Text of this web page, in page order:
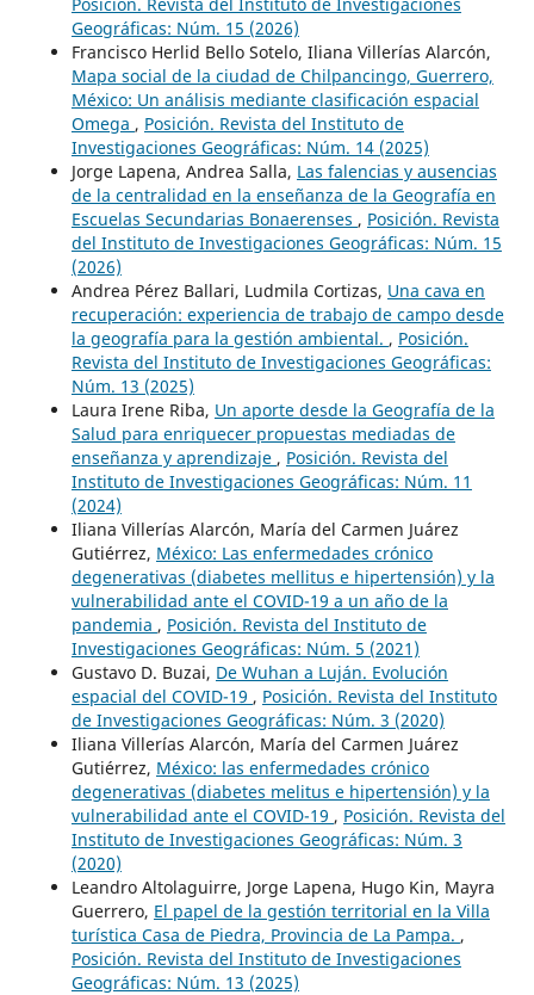
Geográficas: Núm. 15 (2026)
Francisco Herlid Bello Sotelo, Iliana Villerías Alarcón,
Mapa social de la ciudad de Chilpancingo, Guerrero,
México: Un análisis mediante clasificación espacial
Omega , Posición. Revista del Instituto de
Investigaciones Geográficas: Núm. 14 (2025)
Jorge Lapena, Andrea Salla, Las falencias y ausencias
de la centralidad en la enseñanza de la Geografía en
Escuelas Secundarias Bonaerenses , Posición. Revista
del Instituto de Investigaciones Geográficas: Núm. 15
(2026)
Andrea Pérez Ballari, Ludmila Cortizas, Una cava en
recuperación: experiencia de trabajo de campo desde
la geografía para la gestión ambiental. , Posición.
Revista del Instituto de Investigaciones Geográficas:
Núm. 13 (2025)
Laura Irene Riba, Un aporte desde la Geografía de la
Salud para enriquecer propuestas mediadas de
enseñanza y aprendizaje , Posición. Revista del
Instituto de Investigaciones Geográficas: Núm. 11
(2024)
Iliana Villerías Alarcón, María del Carmen Juárez
Gutiérrez, México: Las enfermedades crónico
degenerativas (diabetes mellitus e hipertensión) y la
vulnerabilidad ante el COVID-19 a un año de la
pandemia , Posición. Revista del Instituto de
Investigaciones Geográficas: Núm. 5 (2021)
Gustavo D. Buzai, De Wuhan a Luján. Evolución
espacial del COVID-19 , Posición. Revista del Instituto
de Investigaciones Geográficas: Núm. 3 (2020)
Iliana Villerías Alarcón, María del Carmen Juárez
Gutiérrez, México: las enfermedades crónico
degenerativas (diabetes melitus e hipertensión) y la
vulnerabilidad ante el COVID-19 , Posición. Revista del
Instituto de Investigaciones Geográficas: Núm. 3
(2020)
Leandro Altolaguirre, Jorge Lapena, Hugo Kin, Mayra
Guerrero, El papel de la gestión territorial en la Villa
turística Casa de Piedra, Provincia de La Pampa. ,
Posición. Revista del Instituto de Investigaciones
Geográficas: Núm. 13 (2025)